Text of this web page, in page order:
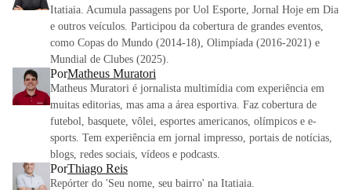
Itatiaia. Acumula passagens por Uol Esporte, Jornal Hoje em Dia
e outros veículos. Participou da cobertura de grandes eventos,
como Copas do Mundo (2014-18), Olimpíada (2016-2021) e
Mundial de Clubes (2025).
PorMatheus Muratori
Matheus Muratori é jornalista multimídia com experiência em
muitas editorias, mas ama a área esportiva. Faz cobertura de
futebol, basquete, vôlei, esportes americanos, olímpicos e e-
sports. Tem experiência em jornal impresso, portais de notícias,
blogs, redes sociais, vídeos e podcasts.
PorThiago Reis
Repórter do 'Seu nome, seu bairro' na Itatiaia.